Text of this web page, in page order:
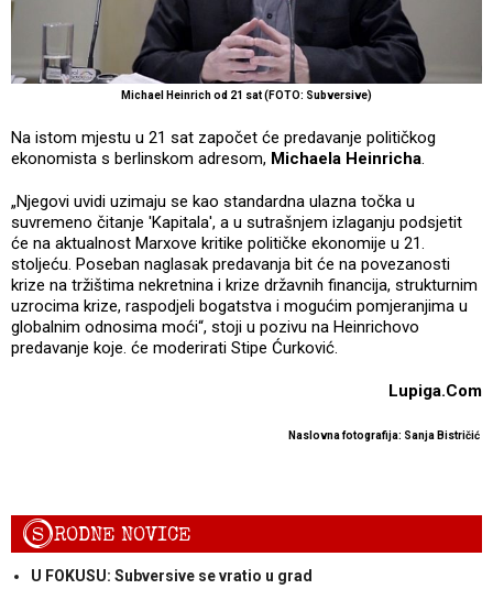
Michael Heinrich od 21 sat (FOTO: Subversive)
Na istom mjestu u 21 sat započet će predavanje političkog
ekonomista s berlinskom adresom, Michaela Heinricha.
„Njegovi uvidi uzimaju se kao standardna ulazna točka u
suvremeno čitanje 'Kapitala', a u sutrašnjem izlaganju podsjetit
će na aktualnost Marxove kritike političke ekonomije u 21.
stoljeću. Poseban naglasak predavanja bit će na povezanosti
krize na tržištima nekretnina i krize državnih financija, strukturnim
uzrocima krize, raspodjeli bogatstva i mogućim pomjeranjima u
globalnim odnosima moći“, stoji u pozivu na Heinrichovo
predavanje koje. će moderirati Stipe Ćurković.
Lupiga.Com
Naslovna fotografija: Sanja Bistričić
SRODNE NOVICE
U FOKUSU: Subversive se vratio u grad